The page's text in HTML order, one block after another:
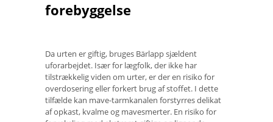
forebyggelse
Da urten er giftig, bruges Bärlapp sjældent
uforarbejdet. Især for lægfolk, der ikke har
tilstrækkelig viden om urter, er der en risiko for
overdosering eller forkert brug af stoffet. I dette
tilfælde kan mave-tarmkanalen forstyrres delikat
af opkast, kvalme og mavesmerter. En risiko for